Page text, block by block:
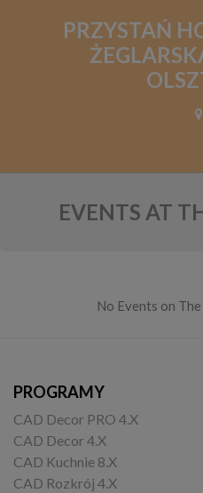
PRZYSTAŃ
EVENTS AT
No Events on
PROGRAMY
CAD Decor PRO 4.X
CAD Decor 4.X
CAD Kuchnie 8.X
CAD Rozkrój 4.X